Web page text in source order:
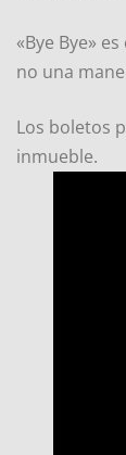
«Bye Bye»
no una
Los boletos
inmueble.